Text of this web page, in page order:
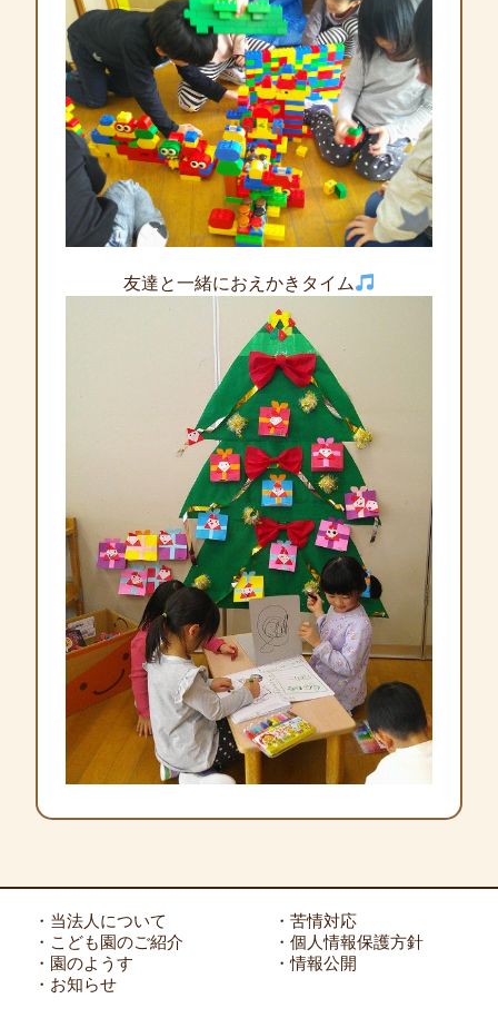
友達と一緒におえかきタイム
・当法人について
・こども園のご紹介
・園のようす
・お知らせ
・苦情対応
・個人情報保護方針
・情報公開